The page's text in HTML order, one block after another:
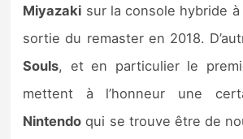
Miyazaki sur la console hybride à
sortie du remaster en 2018.
Souls, et en particulier le
mettent à l’honneur une
Nintendo qui se trouve être de